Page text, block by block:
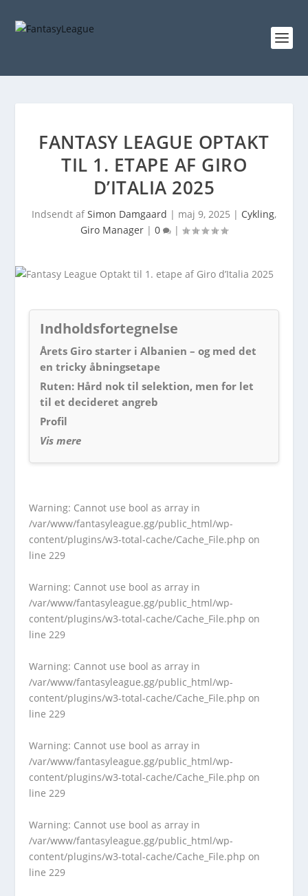
FANTASY LEAGUE OPTAKT
TIL 1. ETAPE AF GIRO
D’ITALIA 2025
Indsendt af Simon Damgaard | maj 9, 2025 | Cykling,
Giro Manager | 0 |
Indholdsfortegnelse
Årets Giro starter i Albanien – og med det
en tricky åbningsetape
Ruten: Hård nok til selektion, men for let
til et decideret angreb
Profil
Vis mere
Warning: Cannot use bool as array in
/var/www/fantasyleague.gg/public_html/wp-
content/plugins/w3-total-cache/Cache_File.php on
line229
Warning: Cannot use bool as array in
/var/www/fantasyleague.gg/public_html/wp-
content/plugins/w3-total-cache/Cache_File.php on
line229
Warning: Cannot use bool as array in
/var/www/fantasyleague.gg/public_html/wp-
content/plugins/w3-total-cache/Cache_File.php on
line229
Warning: Cannot use bool as array in
/var/www/fantasyleague.gg/public_html/wp-
content/plugins/w3-total-cache/Cache_File.php on
line229
Warning: Cannot use bool as array in
/var/www/fantasyleague.gg/public_html/wp-
content/plugins/w3-total-cache/Cache_File.php on
line229